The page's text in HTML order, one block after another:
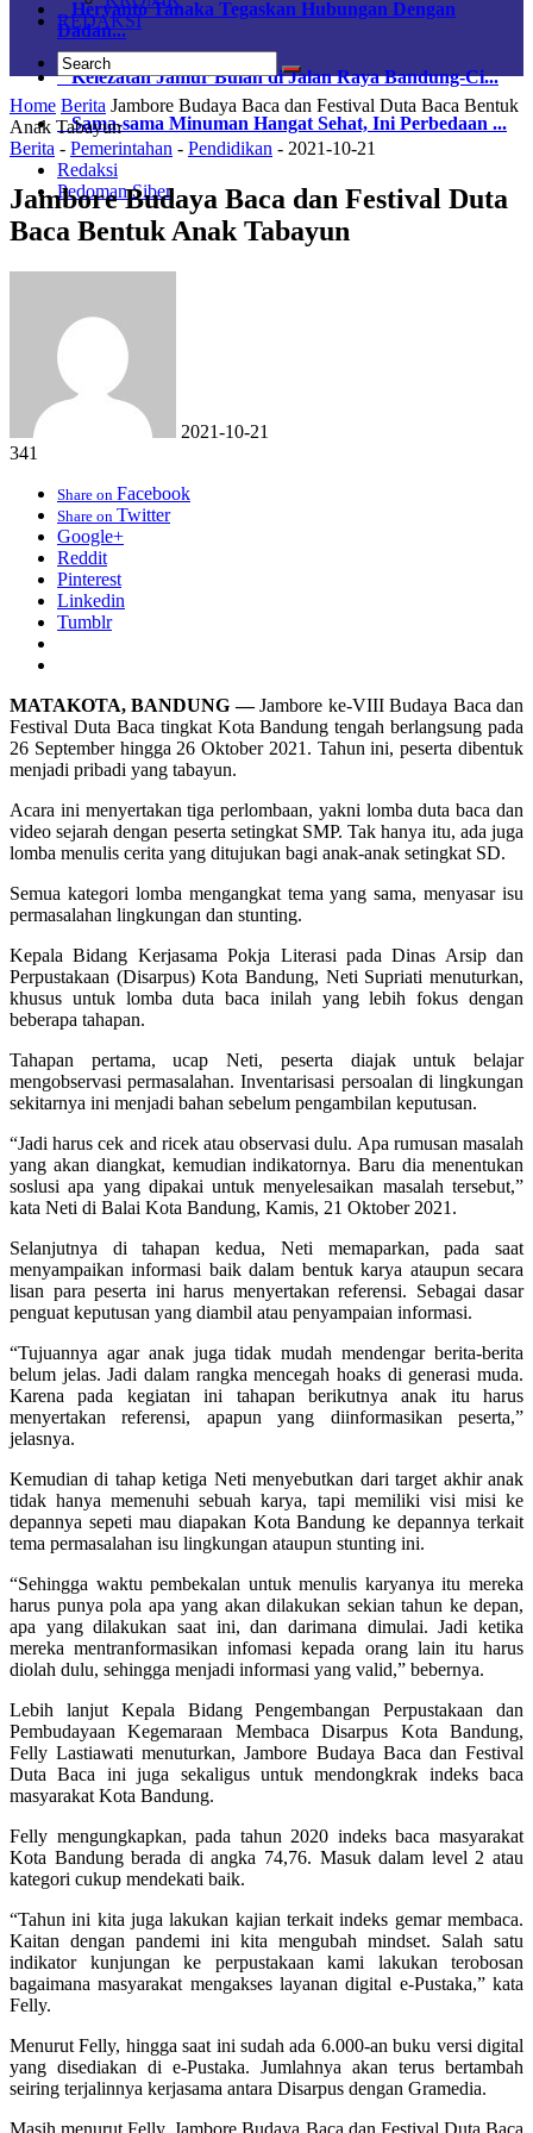
Heryanto Tanaka Tegaskan Hubungan Dengan
Dadan...
Kelezatan Jamur Bulan di Jalan Raya Bandung-Ci...
Sama-sama Minuman Hangat Sehat, Ini Perbedaan ...
Redaksi
Pedoman Siber
REDAKSI
Home Berita Jambore Budaya Baca dan Festival Duta Baca Bentuk
Anak Tabayun
Berita - Pemerintahan - Pendidikan - 2021-10-21
Jambore Budaya Baca dan Festival Duta
Baca Bentuk Anak Tabayun
2021-10-21
341
Share on Facebook
Share on Twitter
Google+
Reddit
Pinterest
Linkedin
Tumblr
MATAKOTA, BANDUNG —Jambore ke-VIII Budaya Baca dan
Festival Duta Baca tingkat Kota Bandung tengah berlangsung pada
26 September hingga 26 Oktober 2021. Tahun ini, peserta dibentuk
menjadi pribadi yang tabayun.
Acara ini menyertakan tiga perlombaan, yakni lomba duta baca dan
video sejarah dengan peserta setingkat SMP. Tak hanya itu, ada juga
lomba menulis cerita yang ditujukan bagi anak-anak setingkat SD.
Semua kategori lomba mengangkat tema yang sama, menyasar isu
permasalahan lingkungan dan stunting.
Kepala Bidang Kerjasama Pokja Literasi pada Dinas Arsip dan
Perpustakaan (Disarpus) Kota Bandung, Neti Supriati menuturkan,
khusus untuk lomba duta baca inilah yang lebih fokus dengan
beberapa tahapan.
Tahapan pertama, ucap Neti, peserta diajak untuk belajar
mengobservasi permasalahan. Inventarisasi persoalan di lingkungan
sekitarnya ini menjadi bahan sebelum pengambilan keputusan.
“Jadi harus cek and ricek atau observasi dulu. Apa rumusan masalah
yang akan diangkat, kemudian indikatornya. Baru dia menentukan
soslusi apa yang dipakai untuk menyelesaikan masalah tersebut,”
kata Neti di Balai Kota Bandung, Kamis, 21 Oktober 2021.
Selanjutnya di tahapan kedua, Neti memaparkan, pada saat
menyampaikan informasi baik dalam bentuk karya ataupun secara
lisan para peserta ini harus menyertakan referensi. Sebagai dasar
penguat keputusan yang diambil atau penyampaian informasi.
“Tujuannya agar anak juga tidak mudah mendengar berita-berita
belum jelas. Jadi dalam rangka mencegah hoaks di generasi muda.
Karena pada kegiatan ini tahapan berikutnya anak itu harus
menyertakan referensi, apapun yang diinformasikan peserta,”
jelasnya.
Kemudian di tahap ketiga Neti menyebutkan dari target akhir anak
tidak hanya memenuhi sebuah karya, tapi memiliki visi misi ke
depannya sepeti mau diapakan Kota Bandung ke depannya terkait
tema permasalahan isu lingkungan ataupun stunting ini.
“Sehingga waktu pembekalan untuk menulis karyanya itu mereka
harus punya pola apa yang akan dilakukan sekian tahun ke depan,
apa yang dilakukan saat ini, dan darimana dimulai. Jadi ketika
mereka mentranformasikan infomasi kepada orang lain itu harus
diolah dulu, sehingga menjadi informasi yang valid,” bebernya.
Lebih lanjut Kepala Bidang Pengembangan Perpustakaan dan
Pembudayaan Kegemaraan Membaca Disarpus Kota Bandung,
Felly Lastiawati menuturkan, Jambore Budaya Baca dan Festival
Duta Baca ini juga sekaligus untuk mendongkrak indeks baca
masyarakat Kota Bandung.
Felly mengungkapkan, pada tahun 2020 indeks baca masyarakat
Kota Bandung berada di angka 74,76. Masuk dalam level 2 atau
kategori cukup mendekati baik.
“Tahun ini kita juga lakukan kajian terkait indeks gemar membaca.
Kaitan dengan pandemi ini kita mengubah mindset. Salah satu
indikator kunjungan ke perpustakaan kami lakukan terobosan
bagaimana masyarakat mengakses layanan digital e-Pustaka,” kata
Felly.
Menurut Felly, hingga saat ini sudah ada 6.000-an buku versi digital
yang disediakan di e-Pustaka. Jumlahnya akan terus bertambah
seiring terjalinnya kerjasama antara Disarpus dengan Gramedia.
Masih menurut Felly, Jambore Budaya Baca dan Festival Duta Baca